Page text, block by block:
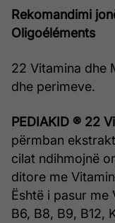
Rekomandimi
Oligoéléments
22 Vitamina dhe
dhe perimeve.
PEDIAKID ® 22
përmban
cilat ndihmojnë
ditore me
Është i pasur me
B6, B8, B9, B12,